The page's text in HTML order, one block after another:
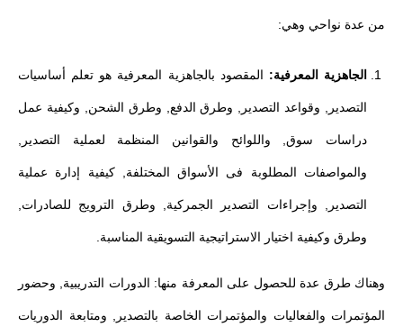
من عدة نواحي وهي:
الجاهزية المعرفية: المقصود بالجاهزية المعرفية هو تعلم أساسيات
التصدير, وقواعد التصدير, وطرق الدفع, وطرق الشحن, وكيفية عمل
دراسات سوق, واللوائح والقوانين المنظمة لعملية التصدير,
والمواصفات المطلوبة فى الأسواق المختلفة, كيفية إدارة عملية
التصدير, وإجراءات التصدير الجمركية, وطرق الترويج للصادرات,
وطرق وكيفية اختيار الاستراتيجية التسويقية المناسبة.
وهناك طرق عدة للحصول على المعرفة منها: الدورات التدريبية, وحضور
المؤتمرات والفعاليات والمؤتمرات الخاصة بالتصدير, ومتابعة الدوريات